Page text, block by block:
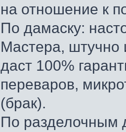
на отношение к
По дамаску:
Мастера, штучно
даст 100%
переваров,
(брак).
По разделочным